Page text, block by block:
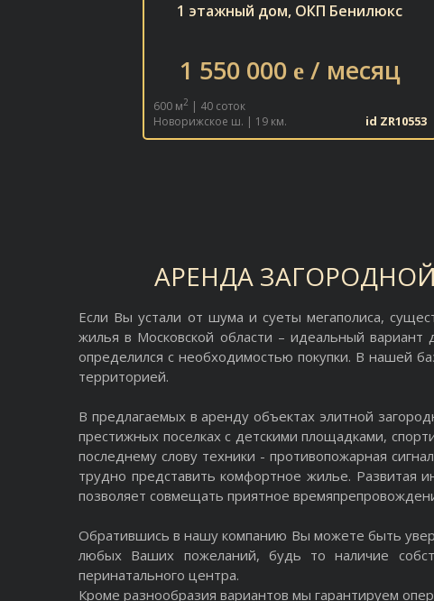
1 этажный дом, ОКП Бенилюкс
1 550 000 e/ месяц
600 м2 | 40 соток
Новорижское ш. | 19 км.
id ZR10553
АРЕНДА
Если Вы устали от шума и суеты мегаполиса,
жилья в Московской области – идеальный
определился с необходимостью покупки. В нашей
территорией.
В предлагаемых в аренду объектах элитной
престижных поселках с детскими площадками,
последнему слову техники - противопожарная
трудно представить комфортное жилье. Развитая
позволяет совмещать приятное
Обратившись в нашу компанию Вы можете быть
любых Ваших пожеланий, будь то наличие
перинатального центра.
Кроме разнообразия вариантов мы гарантируем